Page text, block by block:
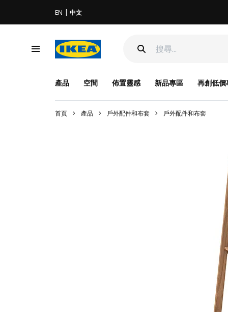
EN 中文
產品 空間 佈置靈感 新品專區 再創低價
首頁 產品 戶外配件和布套 戶外配件和布套